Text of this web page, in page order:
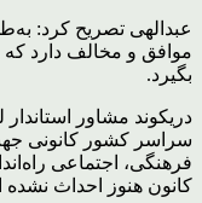
عبدالهی تصریح کرد:
موافق و مخالف دارد که
بگیرد.
دریکوند مشاور
سراسر کشور کانونی
فرهنگی، اجتماعی
کانون هنوز احداث